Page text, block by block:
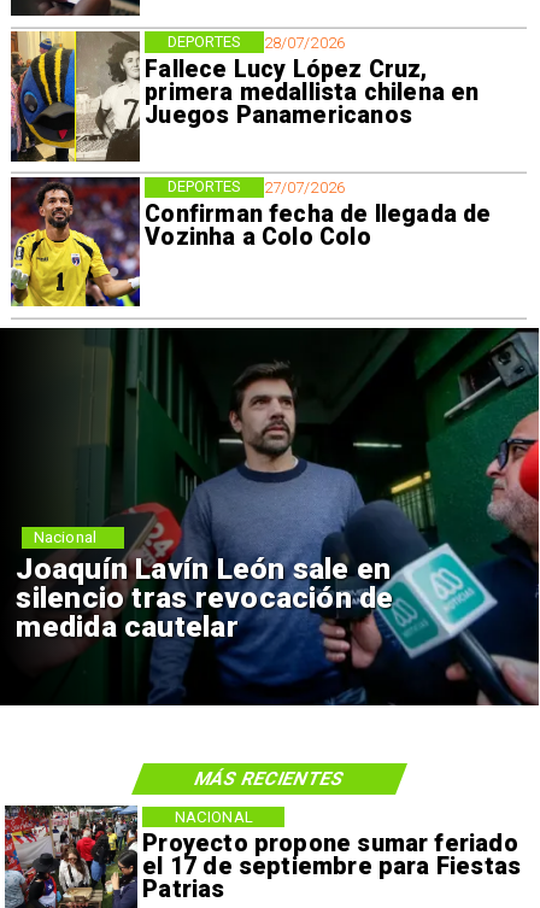
28/07/2026
Fallece Lucy López Cruz,
primera medallista chilena en
Juegos Panamericanos
DEPORTES
27/07/2026
Confirman fecha de llegada de
Vozinha a Colo Colo
DEPORTES
Joaquín Lavín León sale en
silencio tras revocación de
medida cautelar
Nacional
Proyecto propone sumar feriado
el 17 de septiembre para Fiestas
Patrias
NACIONAL
MÁS RECIENTES